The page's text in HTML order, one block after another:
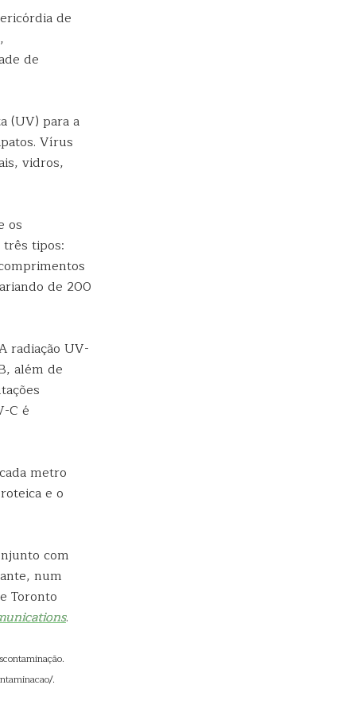
de
de
(UV) para a
Vírus
vidros,
os
tipos:
de 200
radiação UV-
além de
C é
metro
e o
com
num
Toronto
.
.